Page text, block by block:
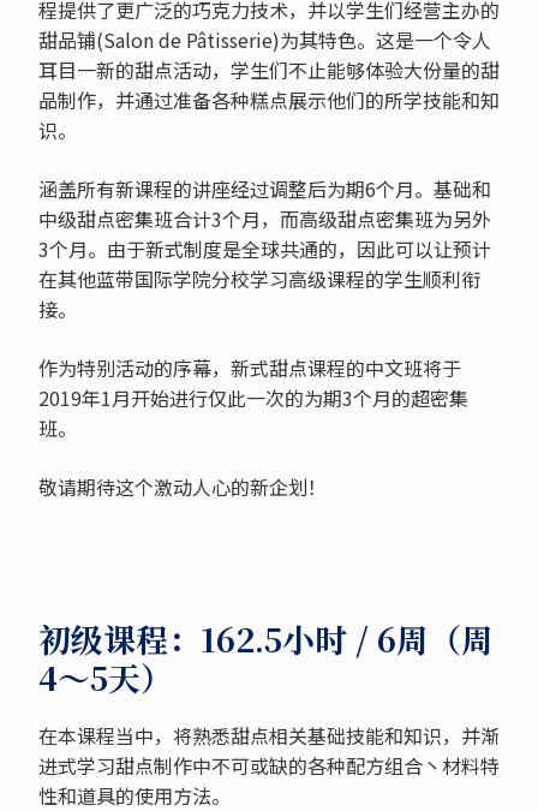
程提供了更广泛的巧克力技术，并以学生们经营主办的
甜品铺(Salon de Pâtisserie)为其特色。这是一个令人
耳目一新的甜点活动，学生们不止能够体验大份量的甜
品制作，并通过准备各种糕点展示他们的所学技能和知
识。
涵盖所有新课程的讲座经过调整后为期6个月。基础和
中级甜点密集班合计3个月，而高级甜点密集班为另外
3个月。由于新式制度是全球共通的，因此可以让预计
在其他蓝带国际学院分校学习高级课程的学生顺利衔
接。
作为特别活动的序幕，新式甜点课程的中文班将于
2019年1月开始进行仅此一次的为期3个月的超密集
班。
敬请期待这个激动人心的新企划！
初级课程：162.5小时 / 6周（周
4～5天）
在本课程当中，将熟悉甜点相关基础技能和知识，并渐
进式学习甜点制作中不可或缺的各种配方组合丶材料特
性和道具的使用方法。